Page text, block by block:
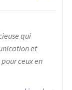
qui
et
ceux en